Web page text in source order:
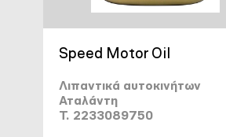
Speed Motor Oil
Λιπαντικά αυτοκινήτων
Αταλάντη
T. 2233089750